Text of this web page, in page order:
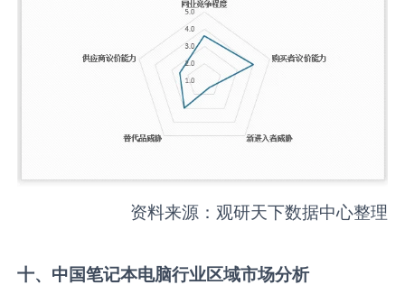
资料来源：观研天下数据中心整理
十、中国笔记本电脑行业区域市场分析